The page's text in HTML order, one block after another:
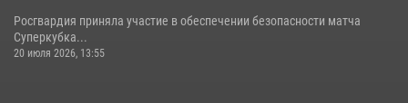
Росгвардия приняла участие в обеспечении безопасности матча
Суперкубка...
20 июля 2026, 13:55